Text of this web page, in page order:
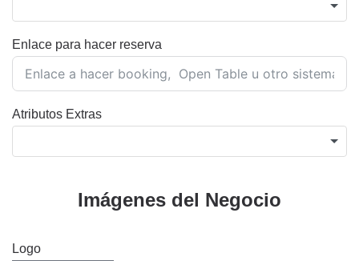
Enlace para hacer reserva
Atributos Extras
Imágenes del Negocio
Logo